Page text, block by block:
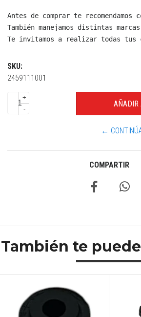
Antes de comprar te
También manejamos distintas
Te invitamos a realizar todas tus
SKU:
2459111001
+
-
←
COMPARTIR
También te